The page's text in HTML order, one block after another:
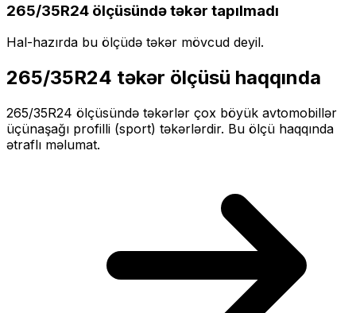
265/35R24 ölçüsündə təkər tapılmadı
Hal-hazırda bu ölçüdə təkər mövcud deyil.
265/35R24 təkər ölçüsü haqqında
265/35R24 ölçüsündə təkərlər çox böyük avtomobillər
üçünaşağı profilli (sport) təkərlərdir. Bu ölçü haqqında
ətraflı məlumat.